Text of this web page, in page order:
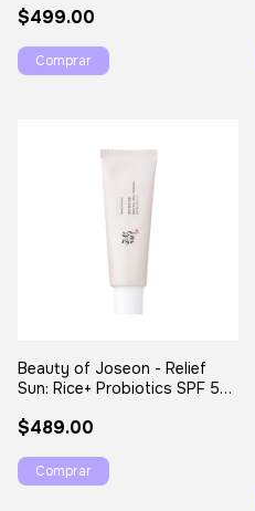
$499.00
Beauty of Joseon - Relief
Sun: Rice+ Probiotics SPF 50+
$489.00